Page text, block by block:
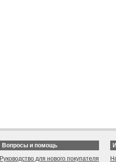
Вопросы и помощь
Руководство для нового покупателя